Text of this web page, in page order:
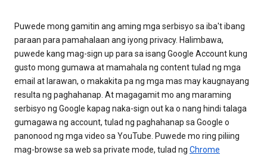
Puwede mong gamitin ang aming mga serbisyo sa iba't ibang
paraan para pamahalaan ang iyong privacy. Halimbawa,
puwede kang mag-sign up para sa isang Google Account kung
gusto mong gumawa at mamahala ng content tulad ng mga
email at larawan, o makakita pa ng mga mas may kaugnayang
resulta ng paghahanap. At magagamit mo ang maraming
serbisyo ng Google kapag naka-sign out ka o nang hindi talaga
gumagawa ng account, tulad ng paghahanap sa Google o
panonood ng mga video sa YouTube. Puwede mo ring piliing
mag-browse sa web sa private mode, tulad ng Chrome